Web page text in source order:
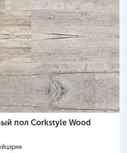
пол Corkstyle Wood